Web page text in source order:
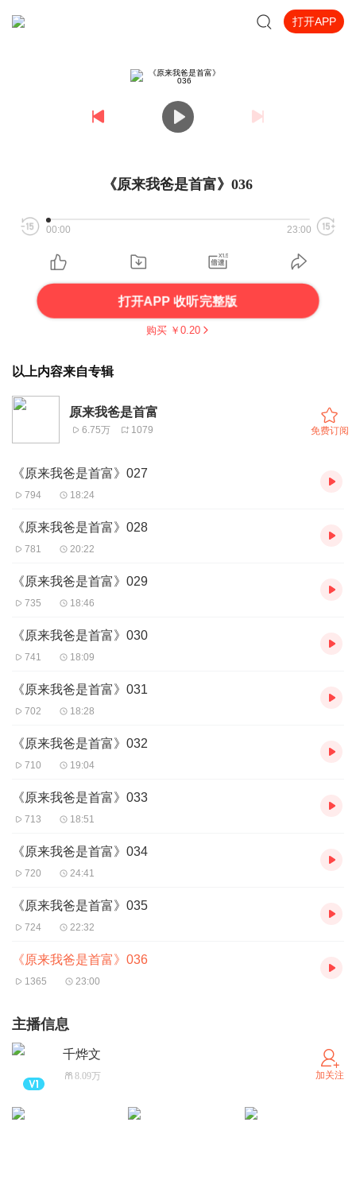
打开APP
《原来我爸是首富》036
00:00 23:00
打开APP 收听完整版
购买 ￥ 0.20
以上内容来自专辑
原来我爸是首富
6.75万 1079 免费订阅
《原来我爸是首富》027
794 18:24
《原来我爸是首富》028
781 20:22
《原来我爸是首富》029
735 18:46
《原来我爸是首富》030
741 18:09
《原来我爸是首富》031
702 18:28
《原来我爸是首富》032
710 19:04
《原来我爸是首富》033
713 18:51
《原来我爸是首富》034
720 24:41
《原来我爸是首富》035
724 22:32
《原来我爸是首富》036
1365 23:00
主播信息
千烨文
8.09万 加关注